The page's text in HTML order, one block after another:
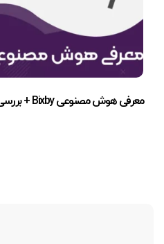
معرفی هوش مصنوعی Bixby + بررسی 6 قابلیت آن